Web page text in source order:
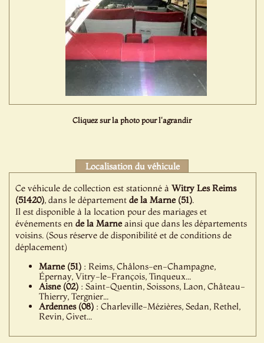
Cliquez sur la photo pour l'agrandir
Localisation du véhicule
Ce véhicule de collection est stationné àWitry Les Reims
(51420), dans le départementde la Marne (51).
Il est disponible à la location pour des mariages et
événements ende la Marneainsi que dans les départements
voisins. (Sous réserve de disponibilité et de conditions de
déplacement)
Marne (51) : Reims, Châlons-en-Champagne,
Épernay, Vitry-le-François, Tinqueux...
Aisne (02) : Saint-Quentin, Soissons, Laon, Château-
Thierry, Tergnier...
Ardennes (08) : Charleville-Mézières, Sedan, Rethel,
Revin, Givet...